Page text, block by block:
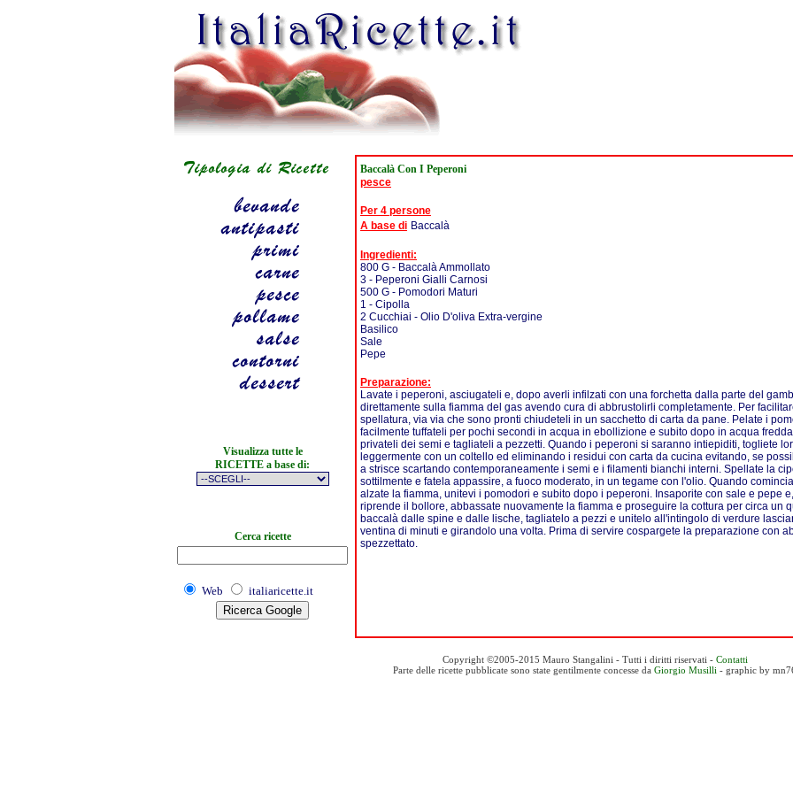
Visualizza tutte le
RICETTE a base di:
Cerca ricette
Web italiaricette.it
Baccalà Con I Peperoni
pesce
Per 4 persone
A base di Baccalà
Ingredienti:
800 G - Baccalà Ammollato
3 - Peperoni Gialli Carnosi
500 G - Pomodori Maturi
1 - Cipolla
2 Cucchiai - Olio D'oliva Extra-vergine
Basilico
Sale
Pepe
Preparazione:
Lavate i peperoni, asciugateli e, dopo averli infilzati con una forchetta dalla parte del
direttamente sulla fiamma del gas avendo cura di abbrustolirli completamente. Per
spellatura, via via che sono pronti chiudeteli in un sacchetto di carta da pane. Pelate i
facilmente tuffateli per pochi secondi in acqua in ebollizione e subito dopo in acqua
privateli dei semi e tagliateli a pezzetti. Quando i peperoni si saranno intiepiditi, togliete
leggermente con un coltello ed eliminando i residui con carta da cucina evitando, se
a strisce scartando contemporaneamente i semi e i filamenti bianchi interni. Spellate la
sottilmente e fatela appassire, a fuoco moderato, in un tegame con l'olio. Quando
alzate la fiamma, unitevi i pomodori e subito dopo i peperoni. Insaporite con sale e pepe
riprende il bollore, abbassate nuovamente la fiamma e proseguire la cottura per circa un
baccalà dalle spine e dalle lische, tagliatelo a pezzi e unitelo all'intingolo di verdure
ventina di minuti e girandolo una volta. Prima di servire cospargete la preparazione con
spezzettato.
Copyright ©2005-2015 Mauro Stangalini - Tutti i diritti riservati - Contatti
Parte delle ricette pubblicate sono state gentilmente concesse da Giorgio Musilli - graphic by